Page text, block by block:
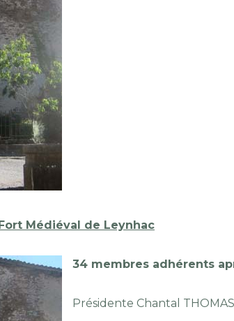
Médiéval de Leynhac
34 membres adhérents
Présidente Chantal